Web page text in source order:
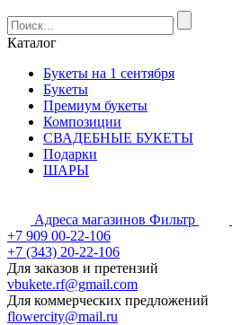
Каталог
Букеты на 1 сентября
Букеты
Премиум букеты
Композиции
СВАДЕБНЫЕ БУКЕТЫ
Подарки
ШАРЫ
Адреса магазинов Фильтр
+7 909 00-22-106
+7 (343) 20-22-106
Для заказов и претензий
vbukete.rf@gmail.com
Для коммерческих предложений
flowercity@mail.ru